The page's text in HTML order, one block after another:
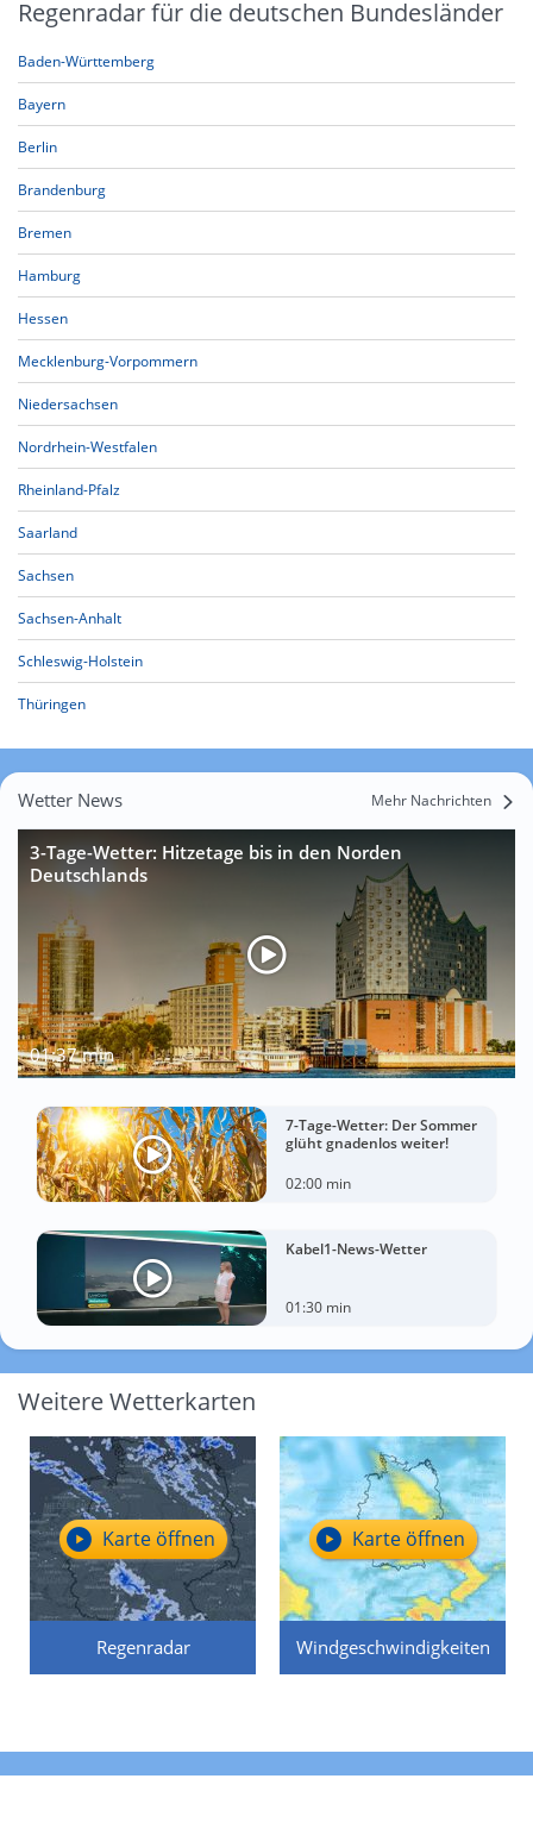
Regenradar für die deutschen Bundesländer
Baden-Württemberg
Bayern
Berlin
Brandenburg
Bremen
Hamburg
Hessen
Mecklenburg-Vorpommern
Niedersachsen
Nordrhein-Westfalen
Rheinland-Pfalz
Saarland
Sachsen
Sachsen-Anhalt
Schleswig-Holstein
Thüringen
Wetter News Mehr Nachrichten
3-Tage-Wetter: Hitzetage bis in den Norden
Deutschlands
01:37 min
7-Tage-Wetter: Der Sommer
glüht gnadenlos weiter!
02:00 min
Kabel1-News-Wetter
01:30 min
Weitere Wetterkarten
Regenradar
Karte öffnen
Windgeschwindigkeiten
Karte öffnen